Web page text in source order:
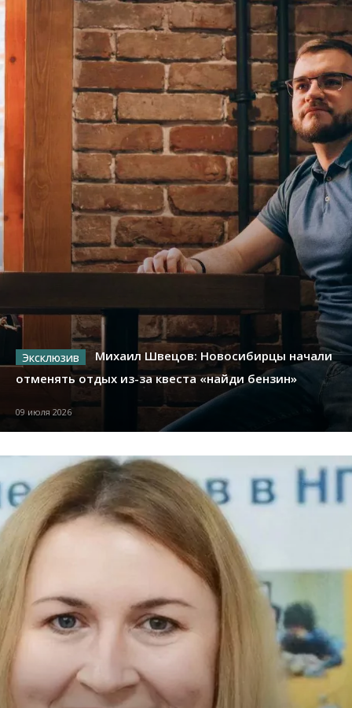
Михаил Швецов: Новосибирцы начали
отменять отдых из-за квеста «найди бензин»
09 июля 2026